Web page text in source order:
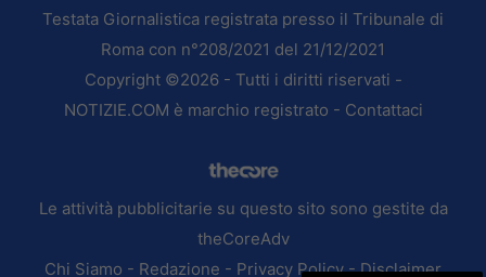
Testata Giornalistica registrata presso il Tribunale di
Roma con n°208/2021 del 21/12/2021
Copyright ©2026 - Tutti i diritti riservati -
NOTIZIE.COM è marchio registrato - Contattaci
Le attività pubblicitarie su questo sito sono gestite da
theCoreAdv
Chi Siamo - Redazione - Privacy Policy-Disclaimer